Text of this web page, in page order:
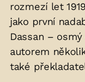
rozmezí let
jako první
Dassan –
autorem
také